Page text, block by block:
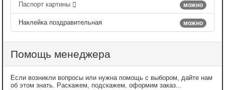
можно
Паспорт картины
можно
Наклейка поздравительная
Помощь менеджера
Если возникли вопросы или нужна помощь с выбором, дайте нам
об этом знать. Раскажем, подскажем, оформим заказ...